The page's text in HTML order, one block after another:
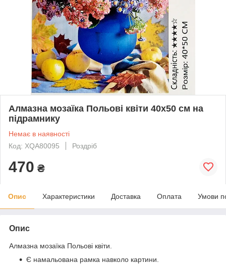
Алмазна мозаїка Польові квіти 40x50 см на
підрамнику
Немає в наявності
Код: XQA80095
Роздріб
470 ₴
Опис Характеристики Доставка Оплата Умови
Опис
Алмазна мозаїка Польові квіти.
Є намальована рамка навколо картини.